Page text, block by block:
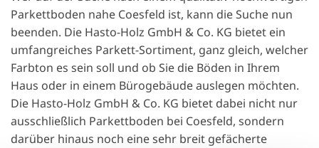
Parkettboden nahe Coesfeld ist, kann die Suche nun
beenden. Die Hasto-Holz GmbH & Co. KG bietet ein
umfangreiches Parkett-Sortiment, ganz gleich, welcher
Farbton es sein soll und ob Sie die Böden in Ihrem
Haus oder in einem Bürogebäude auslegen möchten.
Die Hasto-Holz GmbH & Co. KG bietet dabei nicht nur
ausschließlich Parkettboden bei Coesfeld, sondern
darüber hinaus noch eine sehr breit gefächerte